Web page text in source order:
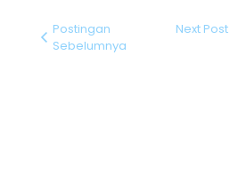
Postingan
Sebelumnya
Next Post